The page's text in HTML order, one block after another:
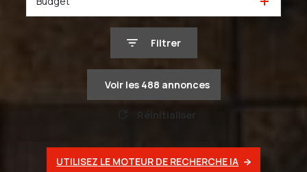
Filtrer
Voir les 488 annonces
Réinitialiser
UTILISEZ LE MOTEUR DE RECHERCHE IA